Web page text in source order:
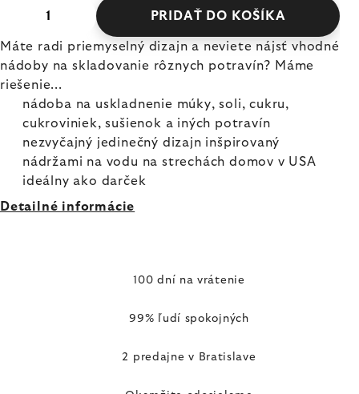
PRIDAŤ DO KOŠÍKA
Máte radi priemyselný dizajn a neviete nájsť vhodné
nádoby na skladovanie rôznych potravín? Máme
riešenie...
nádoba na uskladnenie múky, soli, cukru,
cukroviniek, sušienok a iných potravín
nezvyčajný jedinečný dizajn inšpirovaný
nádržami na vodu na strechách domov v USA
ideálny ako darček
Detailné informácie
100 dní na vrátenie
99% ľudí spokojných
2 predajne v Bratislave